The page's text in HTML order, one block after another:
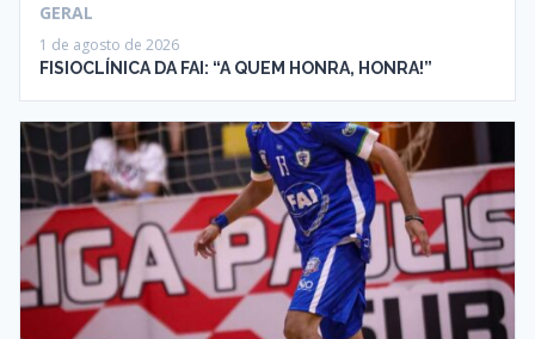
GERAL
1 de agosto de 2026
FISIOCLÍNICA DA FAI: “A QUEM HONRA, HONRA!”